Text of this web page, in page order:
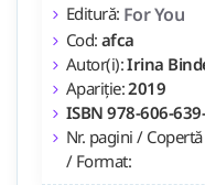
Editură: For You
Cod: afca
Autor(i):Irina
Apariție:2019
ISBN 978-606-
Nr. pagini / Copertă
/ Format: